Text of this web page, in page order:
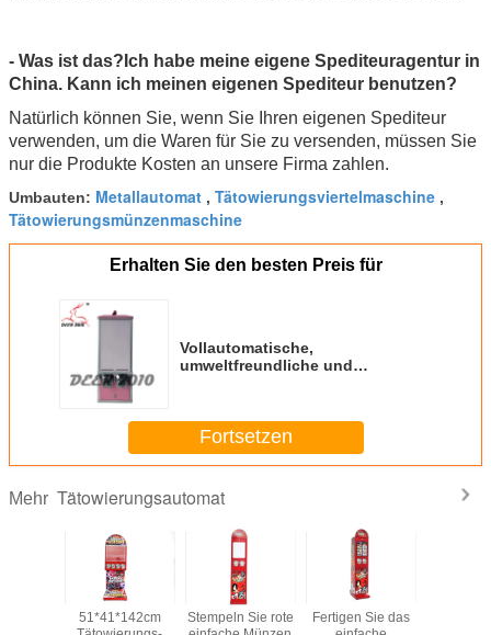
- Was ist das? Ich habe meine eigene Spediteuragentur in
China. Kann ich meinen eigenen Spediteur benutzen?
Natürlich können Sie, wenn Sie Ihren eigenen Spediteur
verwenden, um die Waren für Sie zu versenden, müssen Sie
nur die Produkte Kosten an unsere Firma zahlen.
Umbauten: Metallautomat , Tätowierungsviertelmaschine ,
Tätowierungsmünzenmaschine
Erhalten Sie den besten Preis für
Vollautomatische,
umweltfreundliche und
Fortsetzen
Mehr Tätowierungsautomat
51*41*142cm
Stempeln Sie rote
Fertigen Sie das